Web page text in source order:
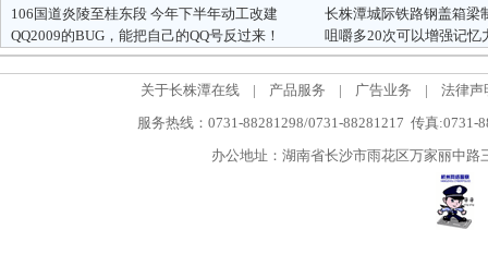
106国道炎陵至桂东段 今年下半年动工改建
长株潭城际铁路钢盖箱梁
QQ2009的BUG，能把自己的QQ号反过来！
咀嚼多20次可以增强记忆
关于长株潭在线 | 产品服务 | 广告业务 |
法律声
服务热线：0731-88281298/0731-88281217 传真:0731-
办公地址：湖南省长沙市雨花区万家丽中